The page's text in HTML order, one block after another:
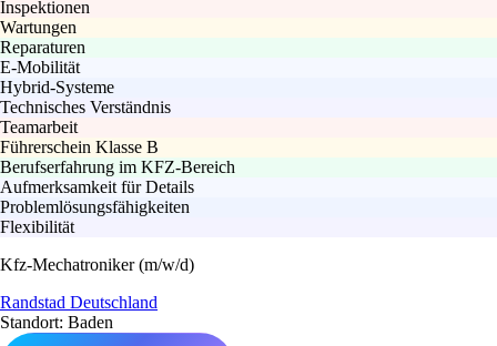
Inspektionen
Wartungen
Reparaturen
E-Mobilität
Hybrid-Systeme
Technisches Verständnis
Teamarbeit
Führerschein Klasse B
Berufserfahrung im KFZ-Bereich
Aufmerksamkeit für Details
Problemlösungsfähigkeiten
Flexibilität
Kfz-Mechatroniker (m/w/d)
Randstad Deutschland
Standort: Baden